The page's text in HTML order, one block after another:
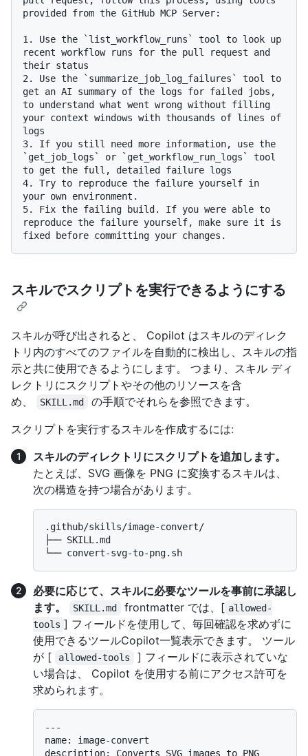
provided from the GitHub MCP Server:
1. Use the `list_workflow_runs`
tool to look up
recent workflow runs for the pull request and
2.
Use the `summarize_job_log_failures`
tool to
get an AI summary of the logs for failed jobs,
to understand what went wrong without filling
your context windows with thousands of lines of
3.
`get_job_logs`
or `get_workflow_run_logs`
tool
4.
Try to reproduce the failure yourself in
5.
Fix the failing build. If you were able to
reproduce the failure yourself, make sure it is
スキルでスクリプトを実行できるようにする
スキルが呼び出されると、 Copilot はスキルのディレク
トリ内のすべてのファイルを自動的に検出し、スキルの指
示と共に使用できるようにします。 つまり、スキル ディ
レクトリにスクリプトやその他のリソースを含
め、
SKILL.md
の手順でそれらを参照できます。
スクリプトを実行するスキルを作成するには:
スキルのディレクトリにスクリプトを追加します。
たとえば、SVG 画像を PNG に変換するスキルは、
次の構造を持つ場合があります。
.github/skills/image-convert/
├── SKILL.md
必要に応じて、スキルに必要なツールを事前に承認し
ます。
SKILL.md frontmatter では、[ allowed-
tools ] フィールドを使用して、毎回確認を求めずに
使用できるツールCopilot一覧表示できます。 ツール
が [
allowed-tools
] フィールドに表示されていな
い場合は、 Copilot を使用する前にアクセス許可を
求められます。
---
name: image-convert
description: Converts SVG images to PNG